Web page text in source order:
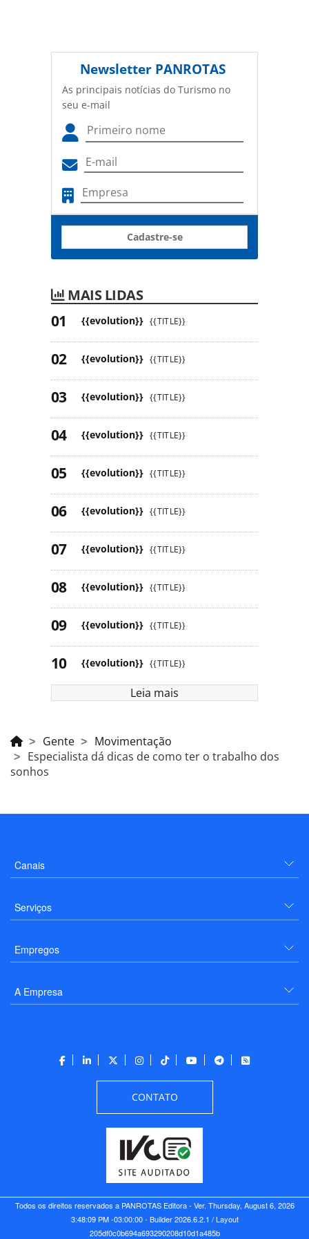
Newsletter PANROTAS
As principais notícias do Turismo no
seu e-mail
Cadastre-se
MAIS LIDAS
{{evolution}} {{TITLE}}
{{evolution}} {{TITLE}}
{{evolution}} {{TITLE}}
{{evolution}} {{TITLE}}
{{evolution}} {{TITLE}}
{{evolution}} {{TITLE}}
{{evolution}} {{TITLE}}
{{evolution}} {{TITLE}}
{{evolution}} {{TITLE}}
{{evolution}} {{TITLE}}
Leia mais
Gente
Movimentação
Especialista dá dicas de como ter o trabalho dos
sonhos
Canais
Serviços
Empregos
A Empresa
CONTATO
Todos os direitos reservados a PANROTAS Editora - Ver. Thursday, August 6, 2026
3:48:09 PM -03:00:00 - Builder 2026.6.2.1 / Layout
205df0c0b694a693290208d10d1a485b